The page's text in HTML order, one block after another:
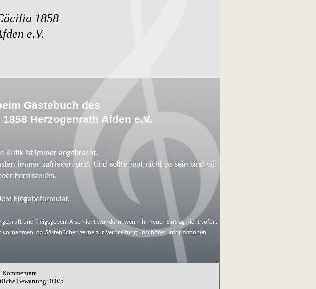
1858
e.V.
Gästebuch des
Herzogenrath Afden e.V.
Kritik ist immer angebracht.
immer zufrieden sind. Und sollte mal nicht so sein sind wir
herzustellen.
Eingabeformular.
geprüft und freigegeben. Also nicht wundern, wenn ihr neuer Eintrag nicht sofort
da Gästebücher gerne zur Verbreitung unschöner Informationen
Kommentare
Bewertung: 0.0/5